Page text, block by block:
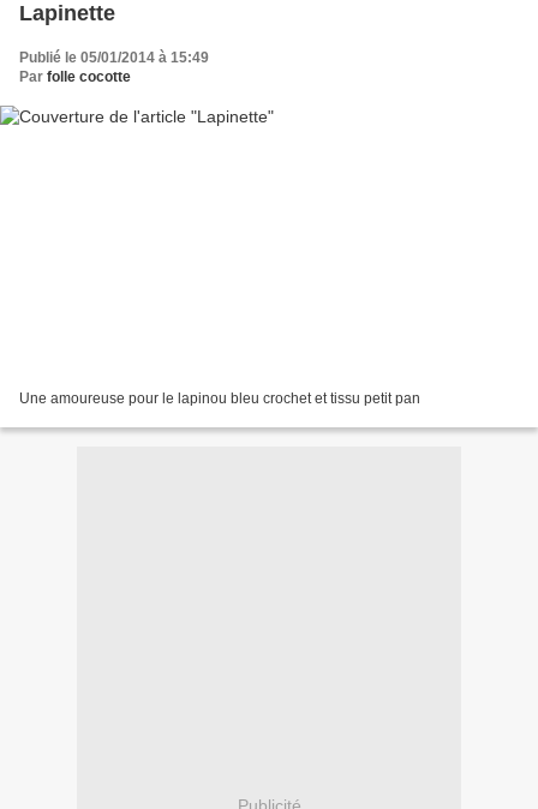
Lapinette
Publié le 05/01/2014 à 15:49
Par folle cocotte
Une amoureuse pour le lapinou bleu crochet et tissu petit pan